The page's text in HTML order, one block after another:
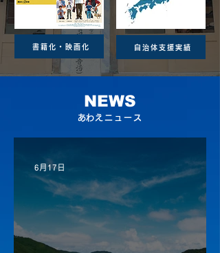
書籍化・映画化 自治体支援実績
NEWS
​あわえニュース
6月17日